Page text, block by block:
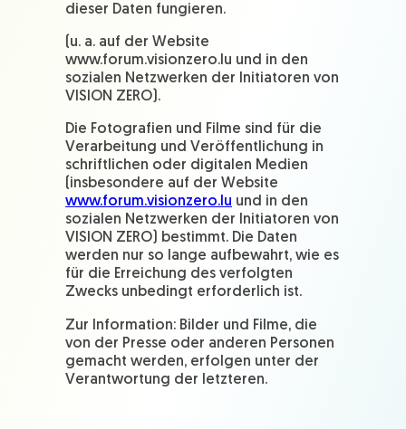
dieser Daten fungieren.
(u. a. auf der Website
www.forum.visionzero.lu und in den
sozialen Netzwerken der Initiatoren von
VISION ZERO).
Die Fotografien und Filme sind für die
Verarbeitung und Veröffentlichung in
schriftlichen oder digitalen Medien
(insbesondere auf der Website
www.forum.visionzero.lu und in den
sozialen Netzwerken der Initiatoren von
VISION ZERO) bestimmt. Die Daten
werden nur so lange aufbewahrt, wie es
für die Erreichung des verfolgten
Zwecks unbedingt erforderlich ist.
Zur Information: Bilder und Filme, die
von der Presse oder anderen Personen
gemacht werden, erfolgen unter der
Verantwortung der letzteren.